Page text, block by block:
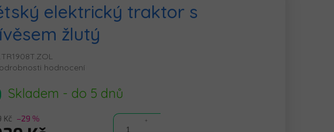
elektrický traktor s
žlutý
hodnocení
Skladem - do 5 dnů
Kč –29 %